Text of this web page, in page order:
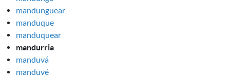
mandunguear
manduque
manduquear
mandurria
manduvá
manduvé